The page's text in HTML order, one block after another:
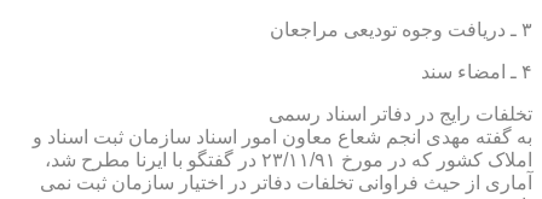
۳ ـ دریافت وجوه تودیعی مراجعان
۴ ـ امضاء سند
تخلفات رایج در دفاتر اسناد رسمی
به گفته مهدی انجم شعاع معاون امور اسناد سازمان ثبت اسناد و
املاک کشور که در مورخ ۲۳/۱۱/۹۱ در گفتگو با ایرنا مطرح شد،
آماری از حیث فراوانی تخلفات دفاتر در اختیار سازمان ثبت نمی